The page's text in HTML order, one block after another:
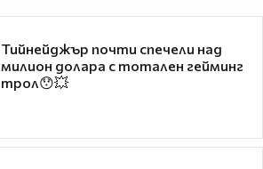
Тийнейджър почти спечели над
милион долара с тотален гейминг
трол😯💥